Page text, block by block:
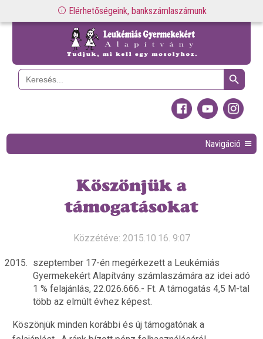
Elérhetőségeink, bankszámlaszámunk
Search
for:
Search Button
Navigáció
Köszönjük a
támogatásokat
Közzétéve: 2015.10.16. 9:07
szeptember 17-én megérkezett a Leukémiás
Gyermekekért Alapítvány számlaszámára az idei adó
1 % felajánlás, 22.026.666.- Ft. A támogatás 4,5 M-tal
több az elmúlt évhez képest.
Köszönjük minden korábbi és új támogatónak a